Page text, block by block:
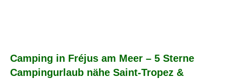
Camping in Fréjus am Meer – 5 Sterne
Campingurlaub nähe Saint-Tropez &